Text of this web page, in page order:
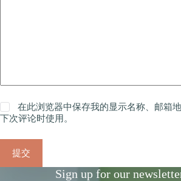
在此浏览器中保存我的显示名称、邮箱
下次评论时使用。
提交
Sign up for our